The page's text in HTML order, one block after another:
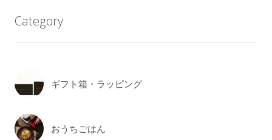
Category
ギフト箱・ラッピング
おうちごはん